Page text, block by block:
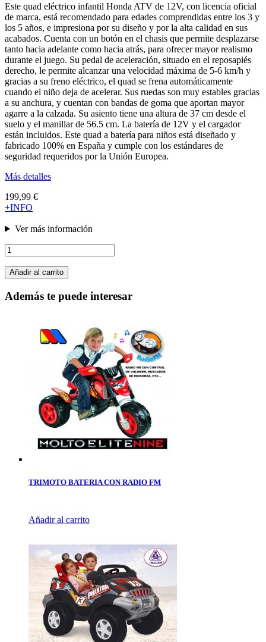
Este quad eléctrico infantil Honda ATV de 12V, con licencia oficial
de marca, está recomendado para edades comprendidas entre los 3 y
los 5 años, e impresiona por su diseño y por la alta calidad en sus
acabados. Cuenta con un botón en el chasis que permite desplazarse
tanto hacia adelante como hacia atrás, para ofrecer mayor realismo
durante el juego. Su pedal de aceleración, situado en el reposapiés
derecho, le permite alcanzar una velocidad máxima de 5-6 km/h y
gracias a su freno eléctrico, el quad se frena automáticamente
cuando el niño deja de acelerar. Sus ruedas son muy estables gracias
a su anchura, y cuentan con bandas de goma que aportan mayor
agarre a la calzada. Su asiento tiene una altura de 37 cm desde el
suelo y el manillar de 56.5 cm. La batería de 12V y el cargador
están incluidos. Este quad a batería para niños está diseñado y
fabricado 100% en España y cumple con los estándares de
seguridad requeridos por la Unión Europea.
Más detalles
199,99 €
+INFO
Ver más información
Añadir al carrito
Además te puede interesar
TRIMOTO BATERIA CON RADIO FM
Añadir al carrito